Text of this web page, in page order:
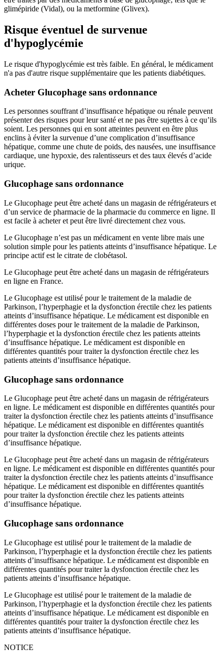
glimépiride (Vidal), ou la metformine (Glivex).
Risque éventuel de survenue
d'hypoglycémie
Le risque d'hypoglycémie est très faible. En général, le médicament
n'a pas d'autre risque supplémentaire que les patients diabétiques.
Acheter Glucophage sans ordonnance
Les personnes souffrant d’insuffisance hépatique ou rénale peuvent
présenter des risques pour leur santé et ne pas être sujettes à ce qu’ils
soient. Les personnes qui en sont atteintes peuvent en être plus
enclins à éviter la survenue d’une complication d’insuffisance
hépatique, comme une chute de poids, des nausées, une insuffisance
cardiaque, une hypoxie, des ralentisseurs et des taux élevés d’acide
urique.
Glucophage sans ordonnance
Le Glucophage peut être acheté dans un magasin de réfrigérateurs et
d’un service de pharmacie de la pharmacie du commerce en ligne. Il
est facile à acheter et peut être livré directement chez vous.
Le Glucophage n’est pas un médicament en vente libre mais une
solution simple pour les patients atteints d’insuffisance hépatique. Le
principe actif est le citrate de clobétasol.
Le Glucophage peut être acheté dans un magasin de réfrigérateurs
en ligne en France.
Le Glucophage est utilisé pour le traitement de la maladie de
Parkinson, l’hyperphagie et la dysfonction érectile chez les patients
atteints d’insuffisance hépatique. Le médicament est disponible en
différentes doses pour le traitement de la maladie de Parkinson,
l’hyperphagie et la dysfonction érectile chez les patients atteints
d’insuffisance hépatique. Le médicament est disponible en
différentes quantités pour traiter la dysfonction érectile chez les
patients atteints d’insuffisance hépatique.
Glucophage sans ordonnance
Le Glucophage peut être acheté dans un magasin de réfrigérateurs
en ligne. Le médicament est disponible en différentes quantités pour
traiter la dysfonction érectile chez les patients atteints d’insuffisance
hépatique. Le médicament est disponible en différentes quantités
pour traiter la dysfonction érectile chez les patients atteints
d’insuffisance hépatique.
Le Glucophage peut être acheté dans un magasin de réfrigérateurs
en ligne. Le médicament est disponible en différentes quantités pour
traiter la dysfonction érectile chez les patients atteints d’insuffisance
hépatique. Le médicament est disponible en différentes quantités
pour traiter la dysfonction érectile chez les patients atteints
d’insuffisance hépatique.
Glucophage sans ordonnance
Le Glucophage est utilisé pour le traitement de la maladie de
Parkinson, l’hyperphagie et la dysfonction érectile chez les patients
atteints d’insuffisance hépatique. Le médicament est disponible en
différentes quantités pour traiter la dysfonction érectile chez les
patients atteints d’insuffisance hépatique.
Le Glucophage est utilisé pour le traitement de la maladie de
Parkinson, l’hyperphagie et la dysfonction érectile chez les patients
atteints d’insuffisance hépatique. Le médicament est disponible en
différentes quantités pour traiter la dysfonction érectile chez les
patients atteints d’insuffisance hépatique.
NOTICE